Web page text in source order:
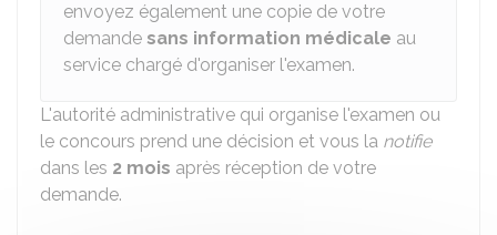
envoyez également une copie de votre
demande sans information médicale au
service chargé d'organiser l'examen.
L'autorité administrative qui organise l'examen ou
le concours prend une décision et vous la notifie
dans les 2 mois après réception de votre
demande.